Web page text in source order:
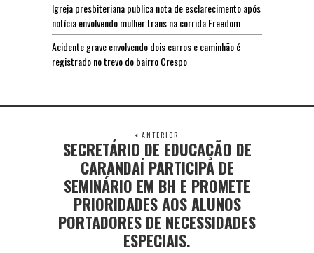
Igreja presbiteriana publica nota de esclarecimento após
notícia envolvendo mulher trans na corrida Freedom
Acidente grave envolvendo dois carros e caminhão é
registrado no trevo do bairro Crespo
ANTERIOR
SECRETÁRIO DE EDUCAÇÃO DE
CARANDAÍ PARTICIPA DE
SEMINÁRIO EM BH E PROMETE
PRIORIDADES AOS ALUNOS
PORTADORES DE NECESSIDADES
ESPECIAIS.